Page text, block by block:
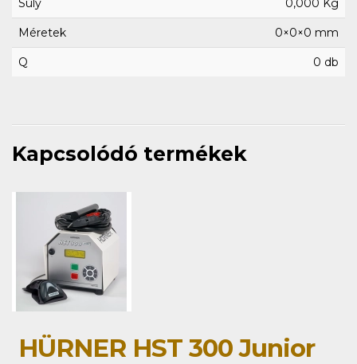
Súly 0,000 Kg
Méretek 0×0×0 mm
Q 0 db
Kapcsolódó termékek
HÜRNER HST 300 Junior